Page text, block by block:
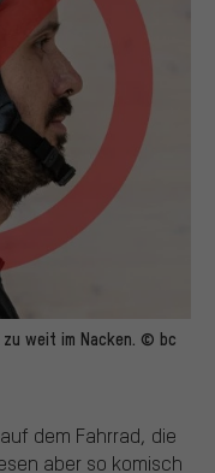
weit im Nacken. © bc
dem Fahrrad, die
aber so komisch